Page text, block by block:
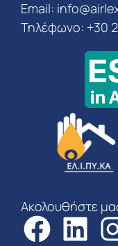
Email:
Τηλέφωνο: +30
Ακολουθήστε